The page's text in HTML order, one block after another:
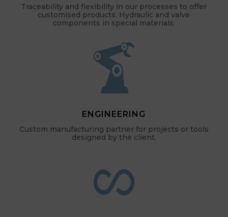
Traceability and flexibility in our processes to offer
customised products. Hydraulic and valve
components in special materials.
ENGINEERING
Custom manufacturing partner for projects or tools
designed by the client.